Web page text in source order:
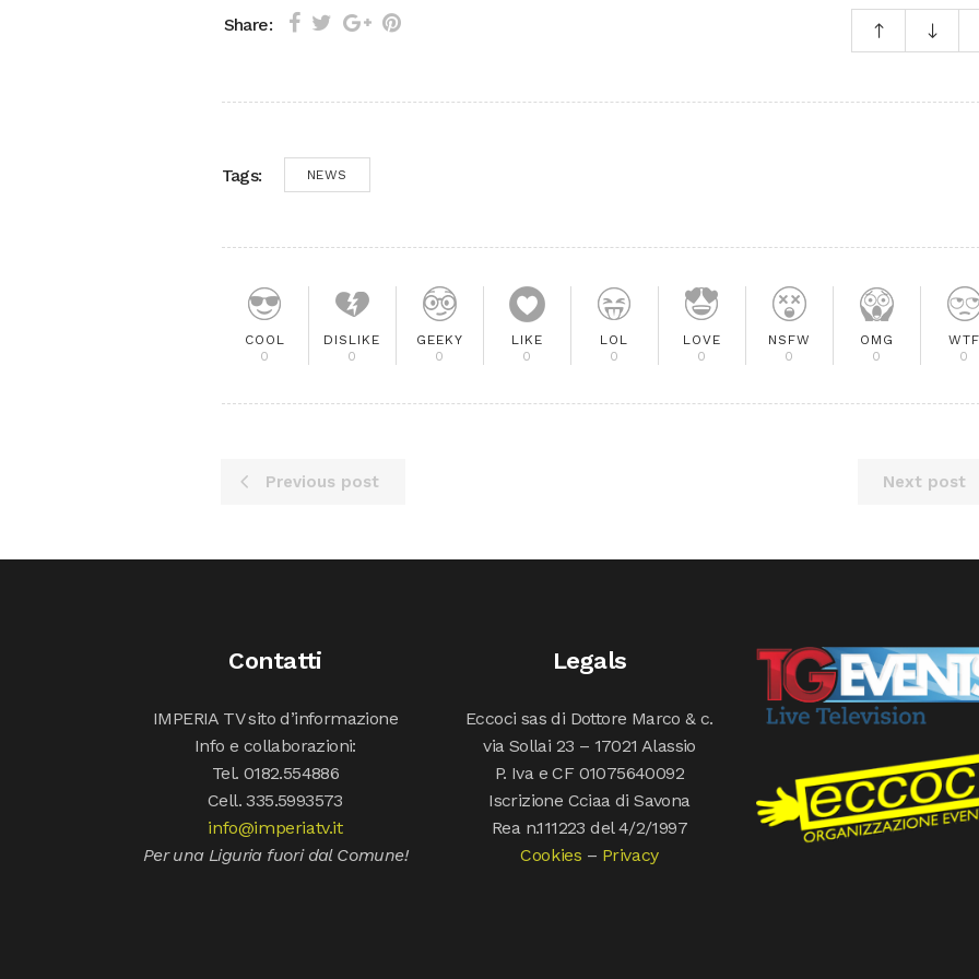
Share:
Tags: NEWS
COOL
0
DISLIKE
0
GEEKY
0
LIKE
0
LOL
0
LOVE
0
NSFW
0
OMG
0
WTF
0
Previous post Next post
Contatti
IMPERIA TV sito d’informazione
Info e collaborazioni:
Tel. 0182.554886
Cell. 335.5993573
info@imperiatv.it
Per una Liguria fuori dal Comune!
Legals
Eccoci sas di Dottore Marco & c.
via Sollai 23 – 17021 Alassio
P. Iva e CF 01075640092
Iscrizione Cciaa di Savona
Rea n.111223 del 4/2/1997
Cookies – Privacy